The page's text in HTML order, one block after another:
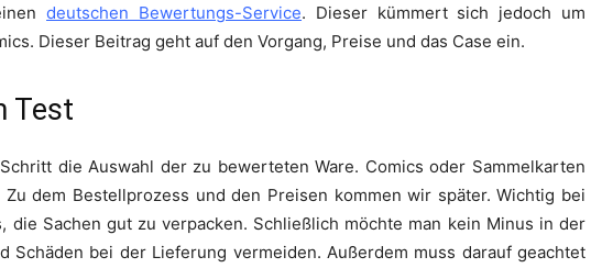
deutschen Bewertungs-Service. Dieser kümmert sich jedoch um
Dieser Beitrag geht auf den Vorgang, Preise und das Case ein.
Test
die Auswahl der zu bewerteten Ware. Comics oder Sammelkarten
dem Bestellprozess und den Preisen kommen wir später. Wichtig bei
die Sachen gut zu verpacken. Schließlich möchte man kein Minus in der
Schäden bei der Lieferung vermeiden. Außerdem muss darauf geachtet